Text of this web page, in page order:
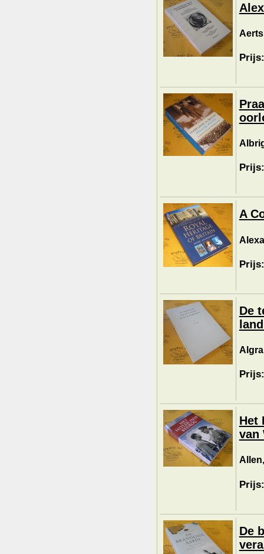
A
De
Het
van
De